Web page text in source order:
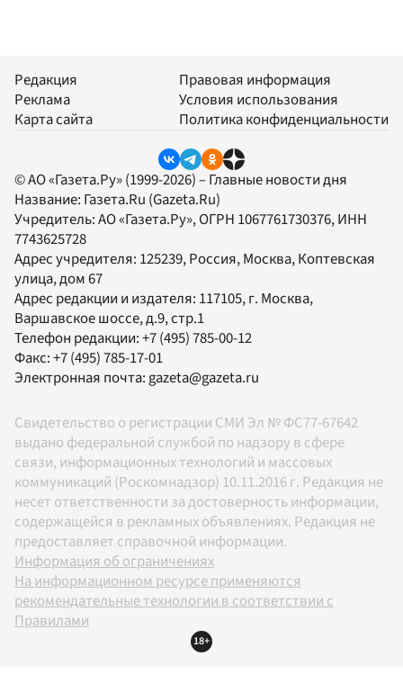
Редакция
Реклама
Карта сайта
Правовая информация
Условия использования
Политика конфиденциальности
© АО «Газета.Ру» (1999-2026) – Главные новости дня
Название: Газета.Ru (Gazeta.Ru)
Учредитель:АО «Газета.Ру», ОГРН 1067761730376, ИНН
7743625728
Адрес учредителя: 125239, Россия, Москва, Коптевская
улица, дом 67
Адрес редакции и издателя: 117105, г. Москва,
Варшавское шоссе, д.9, стр.1
Телефон редакции:+7 (495) 785-00-12
Факс:+7 (495) 785-17-01
Электронная почта: gazeta@gazeta.ru
Свидетельство о регистрации СМИ Эл № ФС77-67642
выдано федеральной службой по надзору в сфере
связи, информационных технологий и массовых
коммуникаций (Роскомнадзор) 10.11.2016 г. Редакция не
несет ответственности за достоверность информации,
содержащейся в рекламных объявлениях. Редакция не
предоставляет справочной информации.
Информация об ограничениях
На информационном ресурсе применяются
рекомендательные технологии в соответствии с
Правилами
18+